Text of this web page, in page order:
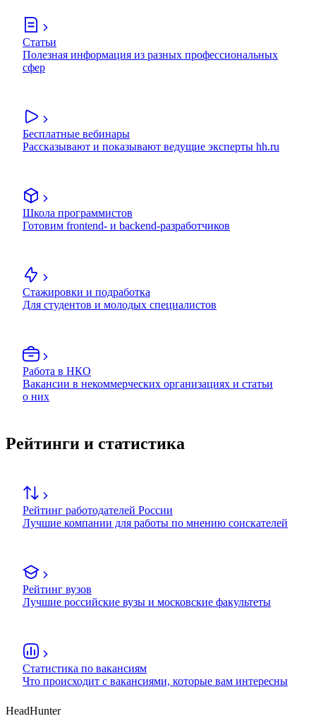
Статьи
Полезная информация из разных профессиональных
сфер
Бесплатные вебинары
Рассказывают и показывают ведущие эксперты hh.ru
Школа программистов
Готовим frontend- и backend-разработчиков
Стажировки и подработка
Для студентов и молодых специалистов
Работа в НКО
Вакансии в некоммерческих организациях и статьи
о них
Рейтинги и статистика
Рейтинг работодателей России
Лучшие компании для работы по мнению соискателей
Рейтинг вузов
Лучшие российские вузы и московские факультеты
Статистика по вакансиям
Что происходит с вакансиями, которые вам интересны
HeadHunter